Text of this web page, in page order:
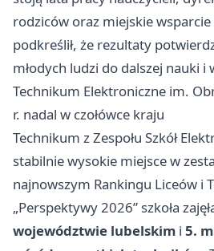
rodziców oraz miejskie
podkreślił, że rezultaty
młodych ludzi do dalszej nauki
Technikum Elektroniczne im.
r. nadal w czołówce kraju
Technikum z Zespołu Szkół
stabilnie wysokie miejsce w
najnowszym Rankingu Liceów i
„Perspektywy 2026” szkoła
województwie lubelskim i 5.